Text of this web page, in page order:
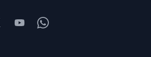
YoutubeWhatsapp